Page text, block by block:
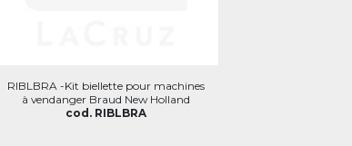
RIBLBRA -Kit biellette pour machines
à vendanger Braud New Holland
cod. RIBLBRA